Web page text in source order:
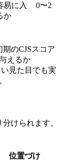
易に入
か
0〜2
のCJSスコア
えるか
い見た目でも実
けられます。
位置づけ